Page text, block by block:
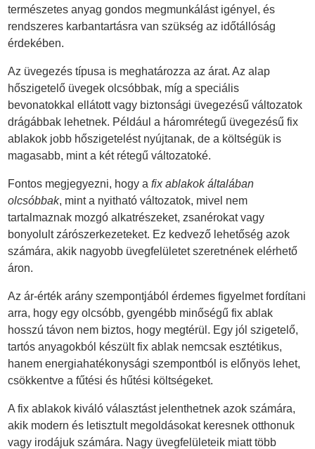
természetes anyag gondos megmunkálást igényel, és
rendszeres karbantartásra van szükség az időtállóság
érdekében.
Az üvegezés típusa is meghatározza az árat. Az alap
hőszigetelő üvegek olcsóbbak, míg a speciális
bevonatokkal ellátott vagy biztonsági üvegezésű változatok
drágábbak lehetnek. Például a háromrétegű üvegezésű fix
ablakok jobb hőszigetelést nyújtanak, de a költségük is
magasabb, mint a két rétegű változatoké.
Fontos megjegyezni, hogy afix ablakok általában
olcsóbbak, mint a nyitható változatok, mivel nem
tartalmaznak mozgó alkatrészeket, zsanérokat vagy
bonyolult zárószerkezeteket. Ez kedvező lehetőség azok
számára, akik nagyobb üvegfelületet szeretnének elérhető
áron.
Az ár-érték arány szempontjából érdemes figyelmet fordítani
arra, hogy egy olcsóbb, gyengébb minőségű fix ablak
hosszú távon nem biztos, hogy megtérül. Egy jól szigetelő,
tartós anyagokból készült fix ablak nemcsak esztétikus,
hanem energiahatékonysági szempontból is előnyös lehet,
csökkentve a fűtési és hűtési költségeket.
A fix ablakok kiváló választást jelenthetnek azok számára,
akik modern és letisztult megoldásokat keresnek otthonuk
vagy irodájuk számára. Nagy üvegfelületeik miatt több